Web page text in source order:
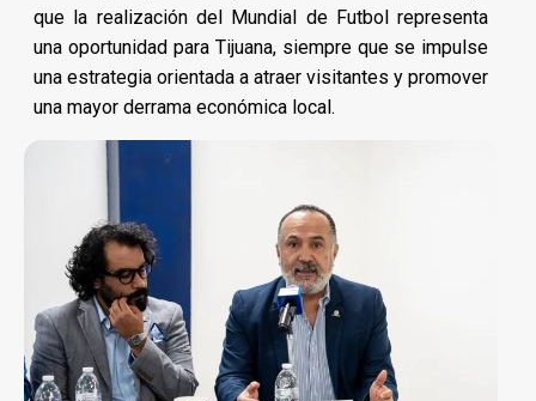
que la realización del Mundial de Futbol representa
una oportunidad para Tijuana, siempre que se impulse
una estrategia orientada a atraer visitantes y promover
una mayor derrama económica local.